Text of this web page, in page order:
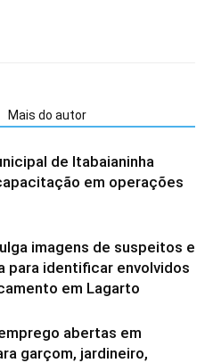
Mais do autor
de Itabaianinha
em operações
imagens de suspeitos e
para identificar envolvidos
em Lagarto
abertas em
garçom, jardineiro,